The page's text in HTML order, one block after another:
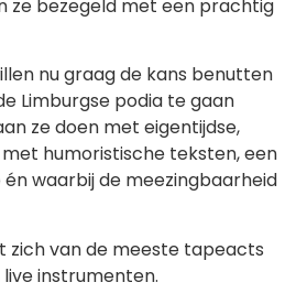
ze bezegeld met een prachtig
nu graag de kans benutten
Limburgse podia te gaan
ze doen met eigentijdse,
humoristische teksten, een
waarbij de meezingbaarheid
zich van de meeste tapeacts
instrumenten.